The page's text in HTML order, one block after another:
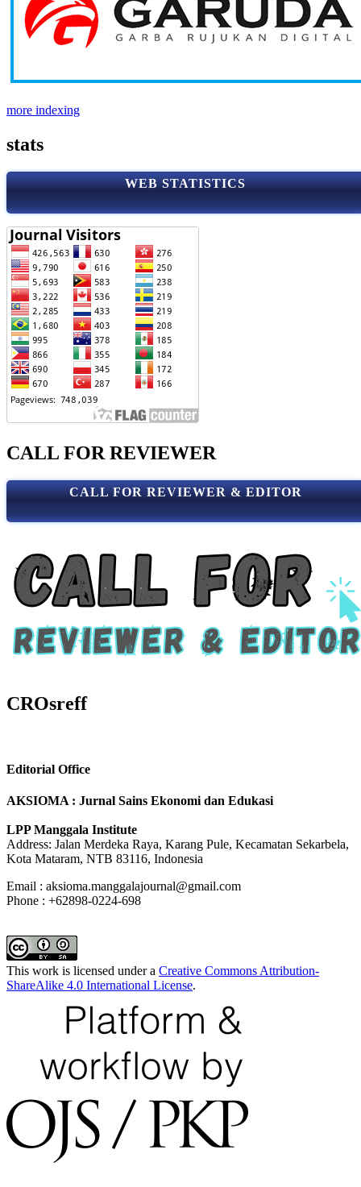
more indexing
stats
WEB STATISTICS
CALL FOR REVIEWER
CALL FOR REVIEWER & EDITOR
CROsreff
Editorial Office
AKSIOMA : Jurnal Sains Ekonomi dan Edukasi
LPP Manggala Institute
Address: Jalan Merdeka Raya, Karang Pule, Kecamatan Sekarbela,
Kota Mataram, NTB 83116, Indonesia
Email : aksioma.manggalajournal@gmail.com
Phone : +62898-0224-698
This work is licensed under a Creative Commons Attribution-
ShareAlike 4.0 International License.